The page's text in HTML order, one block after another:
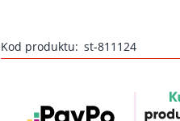
Kod produktu: st-811124